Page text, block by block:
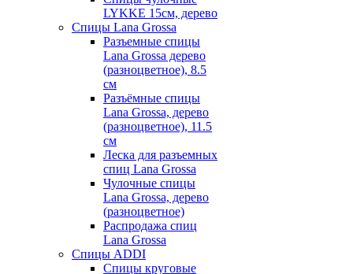
LYKKE 15см, дерево
Спицы Lana Grossa
Разъемные спицы
Lana Grossa дерево
(разноцветное), 8.5
см
Разъёмные спицы
Lana Grossa, дерево
(разноцветное), 11.5
см
Леска для разъемных
спиц Lana Grossa
Чулочные спицы
Lana Grossa, дерево
(разноцветное)
Распродажа спиц
Lana Grossa
Спицы ADDI
Спицы круговые